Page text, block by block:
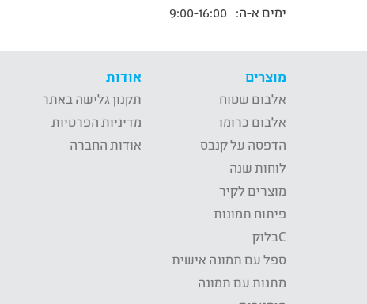
ימים א-ה:
מוצרים
אלבום שטוח
אלבום כרומו
הדפסה על קנבס
לוחות שנה
מוצרים לקיר
פיתוח תמונות
Cבלוק
ספל עם תמונה אישית
מתנות עם תמונה
אודות
תקנון גלישה באתר
מדיניות הפרטיות
אודות החברה